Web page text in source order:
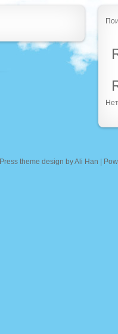
theme design byAli Han |